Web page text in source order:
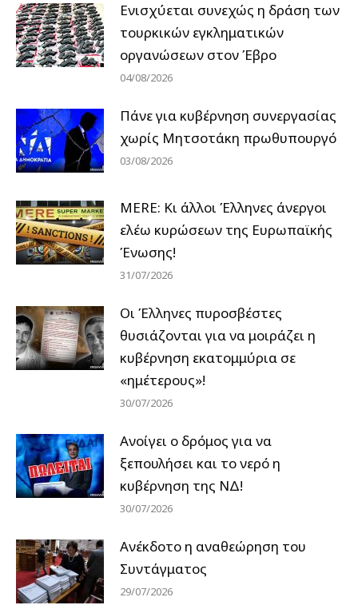
Ενισχύεται συνεχώς η δράση των
τουρκικών εγκληματικών
οργανώσεων στον Έβρο
04/08/2026
Πάνε για κυβέρνηση συνεργασίας
χωρίς Μητσοτάκη πρωθυπουργό
03/08/2026
MERE: Κι άλλοι Έλληνες άνεργοι
ελέω κυρώσεων της Ευρωπαϊκής
Ένωσης!
31/07/2026
Οι Έλληνες πυροσβέστες
θυσιάζονται για να μοιράζει η
κυβέρνηση εκατομμύρια σε
«ημέτερους»!
30/07/2026
Ανοίγει ο δρόμος για να
ξεπουλήσει και το νερό η
κυβέρνηση της ΝΔ!
30/07/2026
Ανέκδοτο η αναθεώρηση του
Συντάγματος
29/07/2026